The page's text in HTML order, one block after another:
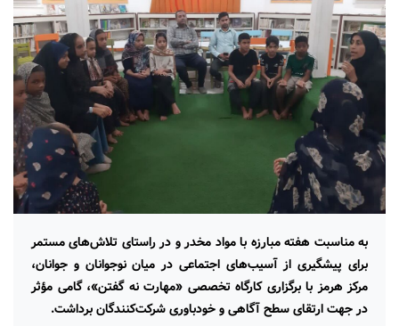
به مناسبت هفته مبارزه با مواد مخدر و در راستای تلاش‌های مستمر
برای پیشگیری از آسیب‌های اجتماعی در میان نوجوانان و جوانان،
مرکز هرمز با برگزاری کارگاه تخصصی «مهارت نه گفتن»، گامی مؤثر
در جهت ارتقای سطح آگاهی و خودباوری شرکت‌کنندگان برداشت.